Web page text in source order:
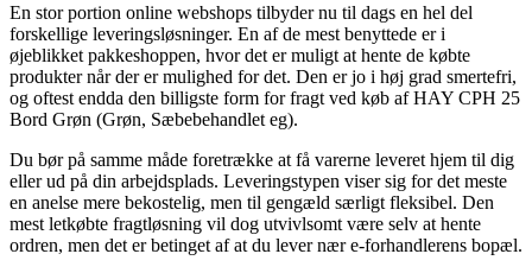
En stor portion online webshops tilbyder nu til dags en hel del
forskellige leveringsløsninger. En af de mest benyttede er i
øjeblikket pakkeshoppen, hvor det er muligt at hente de købte
produkter når der er mulighed for det. Den er jo i høj grad smertefri,
og oftest endda den billigste form for fragt ved køb af HAY CPH 25
Bord Grøn (Grøn, Sæbebehandlet eg).
Du bør på samme måde foretrække at få varerne leveret hjem til dig
eller ud på din arbejdsplads. Leveringstypen viser sig for det meste
en anelse mere bekostelig, men til gengæld særligt fleksibel. Den
mest letkøbte fragtløsning vil dog utvivlsomt være selv at hente
ordren, men det er betinget af at du lever nær e-forhandlerens bopæl.